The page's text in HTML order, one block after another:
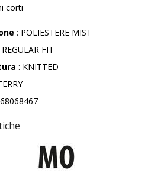
corti
: POLIESTERE MIST
REGULAR FIT
: KNITTED